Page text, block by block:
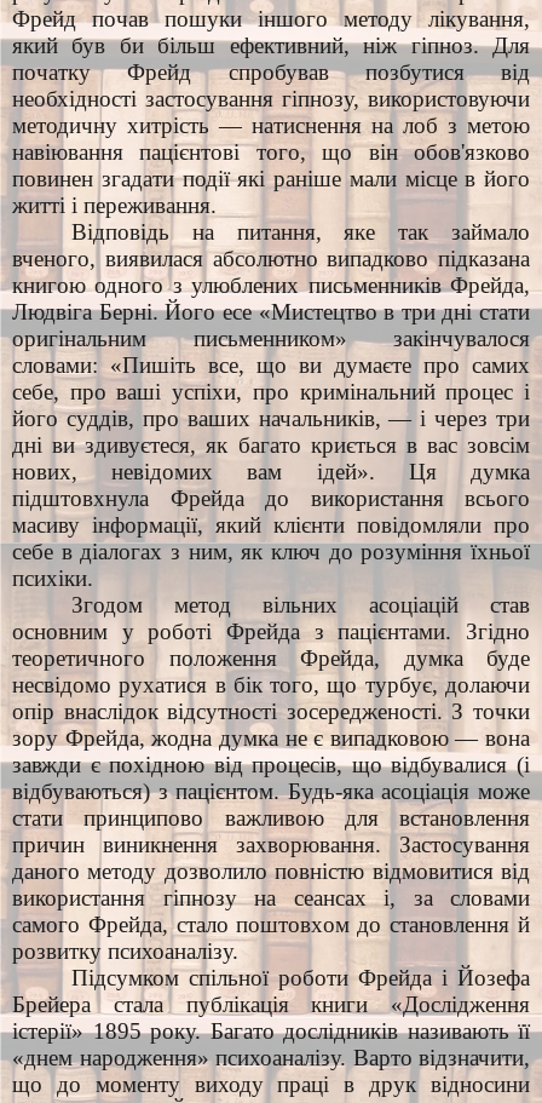
Фрейд почав пошуки іншого методу лікування,
який був би більш ефективний, ніж гіпноз. Для
початку Фрейд спробував позбутися від
необхідності застосування гіпнозу, використовуючи
методичну хитрість — натиснення на лоб з метою
навіювання пацієнтові того, що він обов'язково
повинен згадати події які раніше мали місце в його
житті і переживання.
Відповідь на питання, яке так займало
вченого, виявилася абсолютно випадково підказана
книгою одного з улюблених письменників Фрейда,
Людвіга Берні. Його есе «Мистецтво в три дні стати
оригінальним письменником» закінчувалося
словами: «Пишіть все, що ви думаєте про самих
себе, про ваші успіхи, про кримінальний процес і
його суддів, про ваших начальників, — і через три
дні ви здивуєтеся, як багато криється в вас зовсім
нових, невідомих вам ідей». Ця думка
підштовхнула Фрейда до використання всього
масиву інформації, який клієнти повідомляли про
себе в діалогах з ним, як ключ до розуміння їхньої
психіки.
Згодом метод вільних асоціацій став
основним у роботі Фрейда з пацієнтами. Згідно
теоретичного положення Фрейда, думка буде
несвідомо рухатися в бік того, що турбує, долаючи
опір внаслідок відсутності зосередженості. З точки
зору Фрейда, жодна думка не є випадковою — вона
завжди є похідною від процесів, що відбувалися (і
відбуваються) з пацієнтом. Будь-яка асоціація може
стати принципово важливою для встановлення
причин виникнення захворювання. Застосування
даного методу дозволило повністю відмовитися від
використання гіпнозу на сеансах і, за словами
самого Фрейда, стало поштовхом до становлення й
розвитку психоаналізу.
Підсумком спільної роботи Фрейда і Йозефа
Брейера стала публікація книги «Дослідження
істерії» 1895 року. Багато дослідників називають її
«днем народження» психоаналізу. Варто відзначити,
що до моменту виходу праці в друк відносини